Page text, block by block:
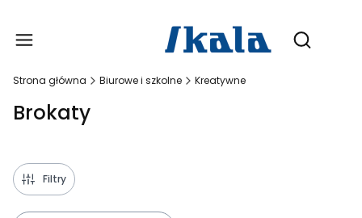
Otwórz
Strona główna Biurowe i szkolne Kreatywne
Brokaty
Filtry